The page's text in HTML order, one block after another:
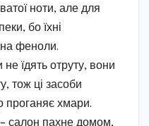
ноти, але для
бо їхні
феноли.
не їдять отруту, вони
тож ці засоби
проганяє хмари.
салон пахне домом,